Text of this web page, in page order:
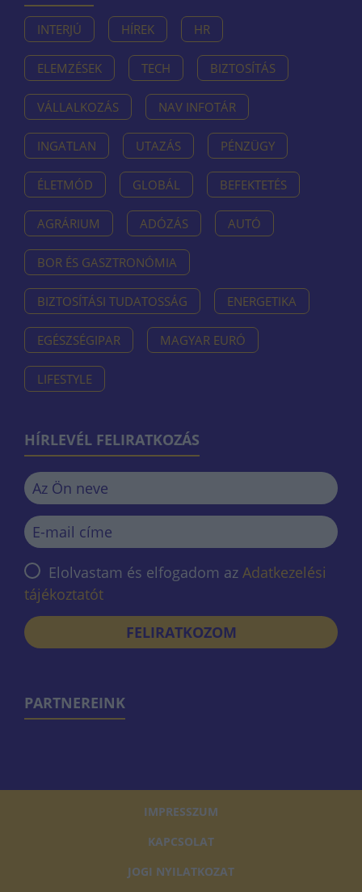
INTERJÚ HÍREK HR
ELEMZÉSEK TECH BIZTOSÍTÁS
VÁLLALKOZÁS NAV INFOTÁR
INGATLAN UTAZÁS PÉNZÜGY
ÉLETMÓD GLOBÁL BEFEKTETÉS
AGRÁRIUM ADÓZÁS AUTÓ
BOR ÉS GASZTRONÓMIA
BIZTOSÍTÁSI TUDATOSSÁG ENERGETIKA
EGÉSZSÉGIPAR MAGYAR EURÓ
LIFESTYLE
HÍRLEVÉL FELIRATKOZÁS
Elolvastam és elfogadom az Adatkezelési
tájékoztatót
FELIRATKOZOM
PARTNEREINK
IMPRESSZUM
KAPCSOLAT
JOGI NYILATKOZAT